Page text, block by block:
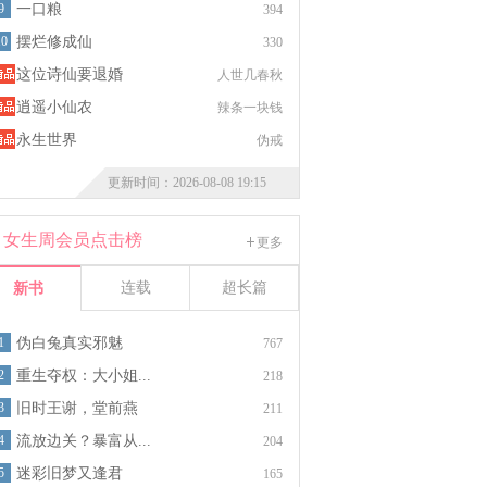
394
一口粮
330
摆烂修成仙
人世几春秋
这位诗仙要退婚
辣条一块钱
逍遥小仙农
伪戒
永生世界
更新时间：2026-08-08 19:15
更多
女生周会员点击榜
新书 连载 超长篇
767
1 伪白兔真实邪魅
218
重生夺权：大小姐...
211
旧时王谢，堂前燕
204
流放边关？暴富从...
165
迷彩旧梦又逢君